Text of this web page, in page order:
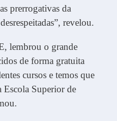
prerrogativas da
revelou.
lembrou o grande
de forma gratuita
cursos e temos que
Escola Superior de